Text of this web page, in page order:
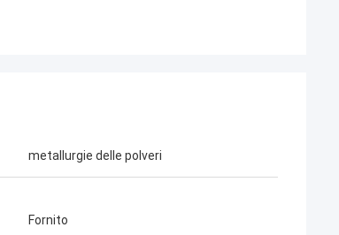
metallurgie delle polveri
Fornito